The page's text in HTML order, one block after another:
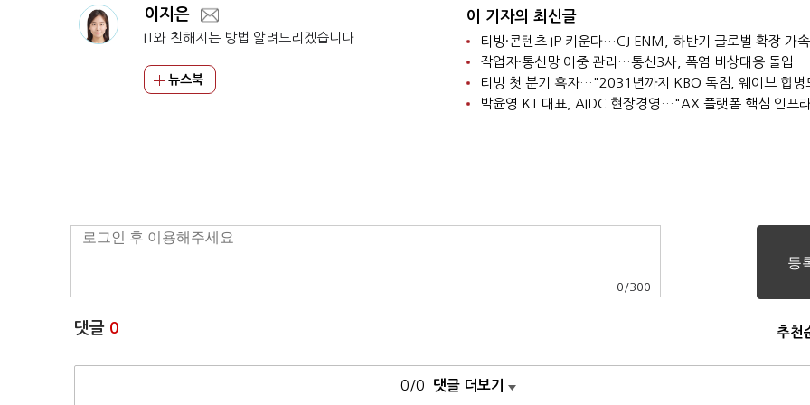
이지은
IT와 친해지는 방법 알려드리겠습니다
뉴스북
이 기자의 최신글
티빙·콘텐츠 IP 키운다…CJ ENM, 하반기 글로벌 확장 가속
작업자·통신망 이중 관리…통신3사, 폭염 비상대응 돌입
0 /300
댓글 0 추천
0/0 댓글 더보기